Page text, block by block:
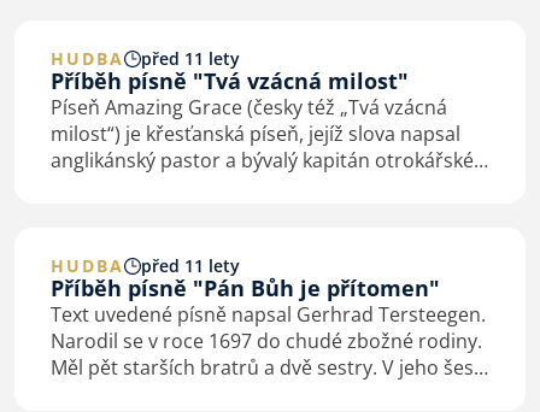
HUDBA před 11 lety
Příběh písně "Tvá vzácná milost"
Píseň Amazing Grace (česky též „Tvá vzácná
milost“) je křesťanská píseň, jejíž slova napsal
anglikánský pastor a bývalý kapitán otrokářské
HUDBA před 11 lety
Příběh písně "Pán Bůh je přítomen"
Text uvedené písně napsal Gerhrad Tersteegen.
Narodil se v roce 1697 do chudé zbožné rodiny.
Měl pět starších bratrů a dvě sestry. V jeho šesti